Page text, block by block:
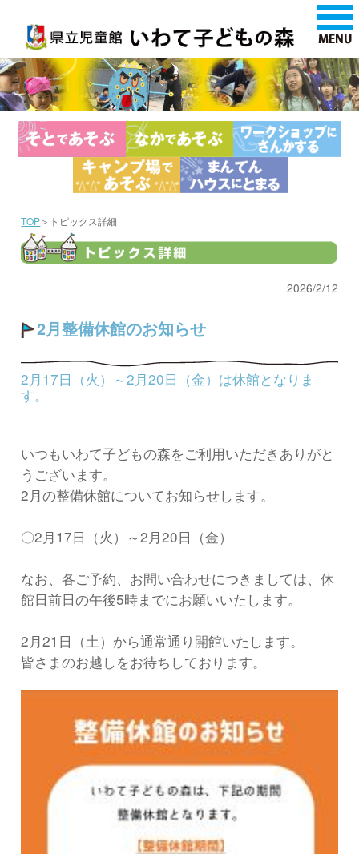
TOP＞トピックス詳細
2026/2/12
2月整備休館のお知らせ
2月17日（火）～2月20日（金）は休館となりま
す。
いつもいわて子どもの森をご利用いただきありがと
うございます。
2月の整備休館についてお知らせします。
〇2月17日（火）～2月20日（金）
なお、各ご予約、お問い合わせにつきましては、休
館日前日の午後5時までにお願いいたします。
2月21日（土）から通常通り開館いたします。
皆さまのお越しをお待ちしております。